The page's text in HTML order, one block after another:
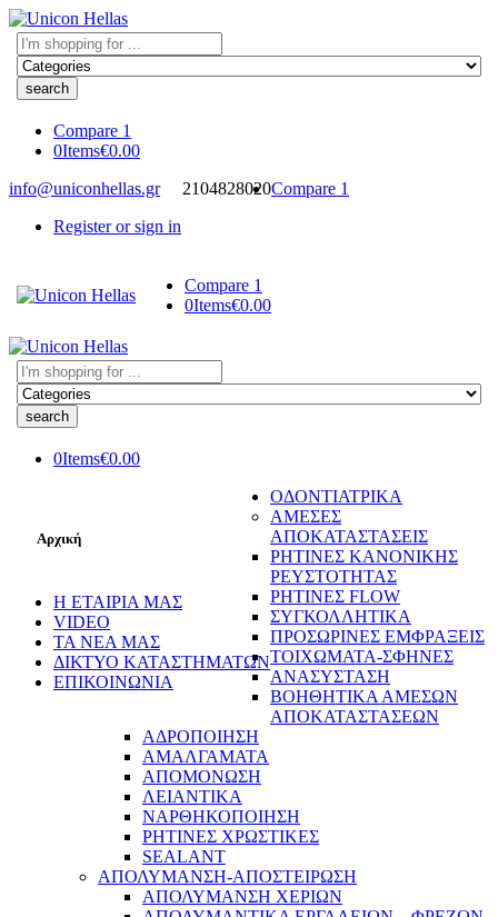
Search
here
Compare 1
0Items€0.00
info@uniconhellas.gr
2104828020Compare 1
Register or sign in
Compare 1
0Items€0.00
Search
here
0Items€0.00
Αρχική
Η ΕΤΑΙΡΙΑ ΜΑΣ
VIDEO
ΤΑ ΝΕΑ ΜΑΣ
ΔΙΚΤΥΟ ΚΑΤΑΣΤΗΜΑΤΩΝ
ΕΠΙΚΟΙΝΩΝΙΑ
ΟΔΟΝΤΙΑΤΡΙΚΑ
ΑΜΕΣΕΣ
ΑΠΟΚΑΤΑΣΤΑΣΕΙΣ
ΡΗΤΙΝΕΣ ΚΑΝΟΝΙΚΗΣ
ΡΕΥΣΤΟΤΗΤΑΣ
ΡΗΤΙΝΕΣ FLOW
ΣΥΓΚΟΛΛΗΤΙΚΑ
ΠΡΟΣΩΡΙΝΕΣ ΕΜΦΡΑΞΕΙΣ
ΤΟΙΧΩΜΑΤΑ-ΣΦΗΝΕΣ
ΑΝΑΣΥΣΤΑΣΗ
ΒΟΗΘΗΤΙΚΑ ΑΜΕΣΩΝ
ΑΠΟΚΑΤΑΣΤΑΣΕΩΝ
ΑΔΡΟΠΟΙΗΣΗ
ΑΜΑΛΓΑΜΑΤΑ
ΑΠΟΜΟΝΩΣΗ
ΛΕΙΑΝΤΙΚΑ
ΝΑΡΘΗΚΟΠΟΙΗΣΗ
ΡΗΤΙΝΕΣ ΧΡΩΣΤΙΚΕΣ
SEALANT
ΑΠΟΛΥΜΑΝΣΗ-ΑΠΟΣΤΕΙΡΩΣΗ
ΑΠΟΛΥΜΑΝΣΗ ΧΕΡΙΩΝ